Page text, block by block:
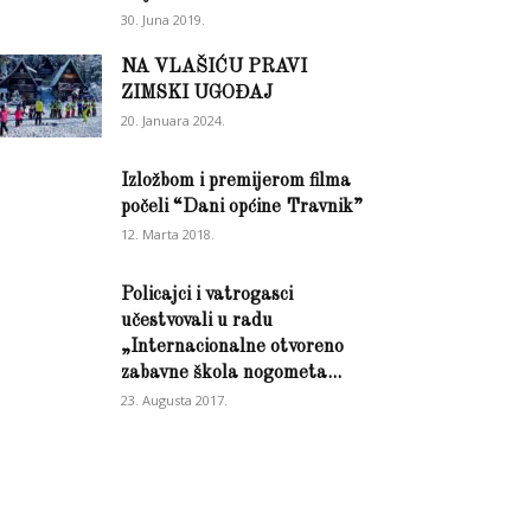
30. Juna 2019.
NA VLAŠIĆU PRAVI
ZIMSKI UGOĐAJ
20. Januara 2024.
Izložbom i premijerom filma
počeli “Dani općine Travnik”
12. Marta 2018.
Policajci i vatrogasci
učestvovali u radu
„Internacionalne otvoreno
zabavne škola nogometa...
23. Augusta 2017.